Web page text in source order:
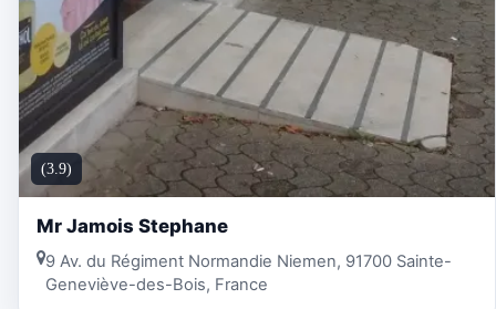
(3.9)
Mr Jamois Stephane
9 Av. du Régiment Normandie Niemen, 91700 Sainte-
Geneviève-des-Bois, France